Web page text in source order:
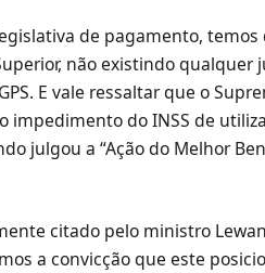
de pagamento, temos
não existindo qualquer
E vale ressaltar que o
impedimento do INSS de
julgou a “Ação do Melhor
citado pelo ministro
a convicção que este